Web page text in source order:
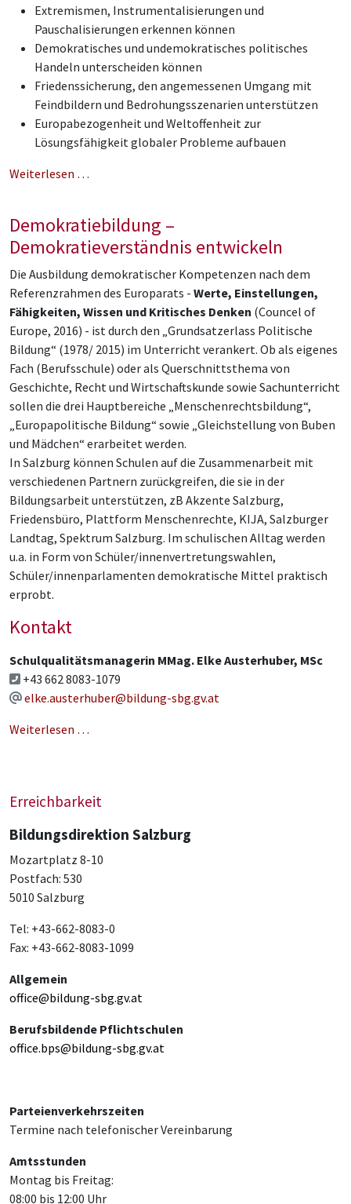
Extremismen, Instrumentalisierungen und
Pauschalisierungen erkennen können
Demokratisches und undemokratisches politisches
Handeln unterscheiden können
Friedenssicherung, den angemessenen Umgang mit
Feindbildern und Bedrohungsszenarien unterstützen
Europabezogenheit und Weltoffenheit zur
Lösungsfähigkeit globaler Probleme aufbauen
Weiterlesen …
Demokratiebildung –
Demokratieverständnis entwickeln
Die Ausbildung demokratischer Kompetenzen nach dem
Referenzrahmen des Europarats - Werte, Einstellungen,
Fähigkeiten, Wissen und Kritisches Denken (Councel of
Europe, 2016) - ist durch den „Grundsatzerlass Politische
Bildung“ (1978/ 2015) im Unterricht verankert. Ob als eigenes
Fach (Berufsschule) oder als Querschnittsthema von
Geschichte, Recht und Wirtschaftskunde sowie Sachunterricht
sollen die drei Hauptbereiche „Menschenrechtsbildung“,
„Europapolitische Bildung“ sowie „Gleichstellung von Buben
und Mädchen“ erarbeitet werden.
In Salzburg können Schulen auf die Zusammenarbeit mit
verschiedenen Partnern zurückgreifen, die sie in der
Bildungsarbeit unterstützen, zB Akzente Salzburg,
Friedensbüro, Plattform Menschenrechte, KIJA, Salzburger
Landtag, Spektrum Salzburg. Im schulischen Alltag werden
u.a. in Form von Schüler/innenvertretungswahlen,
Schüler/innenparlamenten demokratische Mittel praktisch
erprobt.
Kontakt
Schulqualitätsmanagerin MMag. Elke Austerhuber, MSc
+43 662 8083-1079
elke.austerhuber@bildung-sbg.gv.at
Weiterlesen …
Erreichbarkeit
Bildungsdirektion Salzburg
Mozartplatz 8-10
Postfach: 530
5010 Salzburg
Tel: +43-662-8083-0
Fax: +43-662-8083-1099
Allgemein
office@bildung-sbg.gv.at
Berufsbildende Pflichtschulen
office.bps@bildung-sbg.gv.at
Parteienverkehrszeiten
Termine nach telefonischer Vereinbarung
Amtsstunden
Montag bis Freitag:
08:00 bis 12:00 Uhr